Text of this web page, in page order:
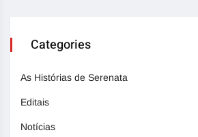
Categories
As Histórias de Serenata
Editais
Notícias